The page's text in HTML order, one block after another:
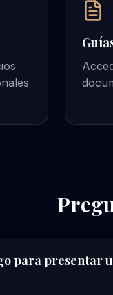
para presentar